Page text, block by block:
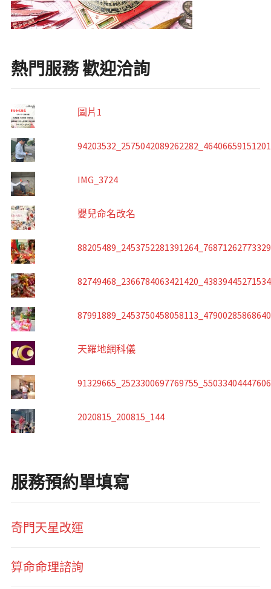
熱門服務 歡迎洽詢
圖片1
IMG_3724
嬰兒命名改名
天羅地網科儀
2020815_200815_144
服務預約單填寫
奇門天星改運
算命命理諮詢